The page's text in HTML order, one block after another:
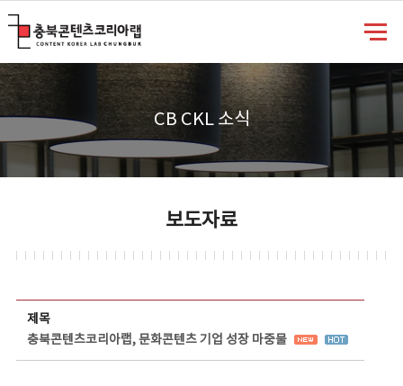
CB CKL 소식
보도자료
제목
충북콘텐츠코리아랩, 문화콘텐츠 기업 성장 마중물